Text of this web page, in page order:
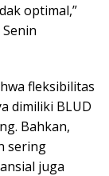
optimal,”
fleksibilitas
dimiliki BLUD
Bahkan,
sering
juga